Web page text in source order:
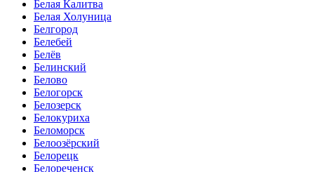
Белая Калитва
Белая Холуница
Белгород
Белебей
Белёв
Белинский
Белово
Белогорск
Белозерск
Белокуриха
Беломорск
Белоозёрский
Белорецк
Белореченск